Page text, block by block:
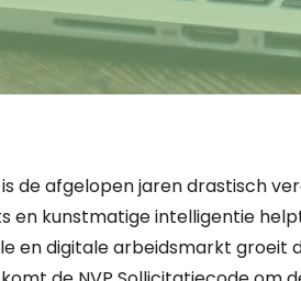
de afgelopen jaren drastisch
en kunstmatige intelligentie
en digitale arbeidsmarkt